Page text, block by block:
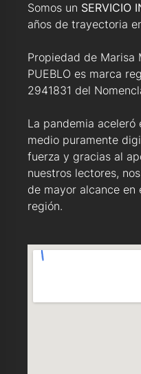
Somos un SERVICIO
años de trayectoria
Propiedad de Marisa
PUEBLO es marca
2941831 del
La pandemia aceleró
medio puramente
fuerza y gracias al
nuestros lectores,
de mayor alcance en
región.